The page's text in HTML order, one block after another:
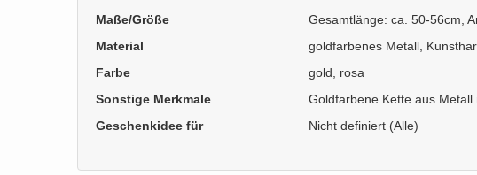
Maße/Größe
Gesamtlänge: ca. 50-56cm,
Material
goldfarbenes Metall,
Farbe
gold, rosa
Sonstige Merkmale
Goldfarbene Kette aus
Geschenkidee für
Nicht definiert (Alle)